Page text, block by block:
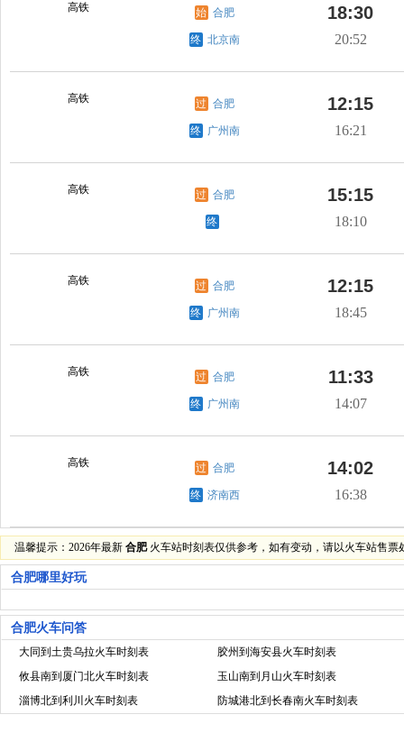
高铁 始 合肥
终 北京南
18:30
20:52
高铁 过 合肥
终 广州南
12:15
16:21
高铁 过 合肥
终
15:15
18:10
高铁 过 合肥
终 广州南
12:15
18:45
高铁 过 合肥
终 广州南
11:33
14:07
高铁 过 合肥
终 济南西
14:02
16:38
温馨提示：2026年最新 合肥火车站时刻表仅供参考，如有变动，请以火车站售票
合肥哪里好玩
合肥火车问答
大同到土贵乌拉火车时刻表
胶州到海安县火车时刻表
攸县南到厦门北火车时刻表
玉山南到月山火车时刻表
淄博北到利川火车时刻表
防城港北到长春南火车时刻表